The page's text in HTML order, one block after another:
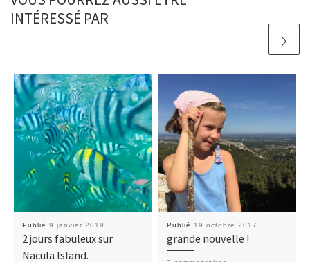
INTÉRESSÉ PAR
Publié 9 janvier 2019
2 jours fabuleux sur
Nacula Island.
Publié 19 octobre 2017
grande nouvelle !